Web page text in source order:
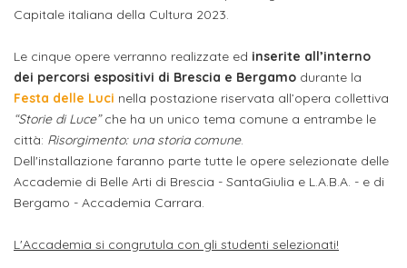
sede
TERZA
MISSIONE
Progetti
Terza
Missione
CAPITALE
DELLA
di
Progettazione
e
Arti
Applicate
RICERCA
a
corsi
singoli
Laboratori
e
Opportunità
di
lavoro
Aziende
convenzionate
Iscriviti
Newsletter
OPPORTUNITÀ
FSL
e
attività
per
studente
Capitale italiana della Cultura 2023.
Le cinque opere verranno realizzate ed inserite all’interno
dei percorsi espositivi di Brescia e Bergamo durante la
Festa delle Luci nella postazione riservata all’opera collettiva
“Storie di Luce”che ha un unico tema comune a entrambe le
città: Risorgimento: una storia comune.
Dell'installazione faranno parte tutte le opere selezionate delle
Accademie di Belle Arti di Brescia - SantaGiulia e L.A.B.A. - e di
Bergamo - Accademia Carrara.
L'Accademia si congrutula con gli studenti selezionati!